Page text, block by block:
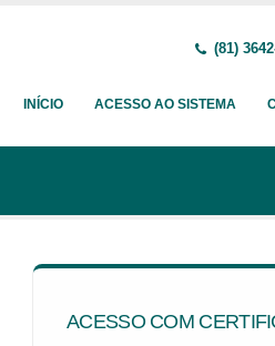
(81)
INÍCIO ACESSO AO SISTEMA
ACESSO COM